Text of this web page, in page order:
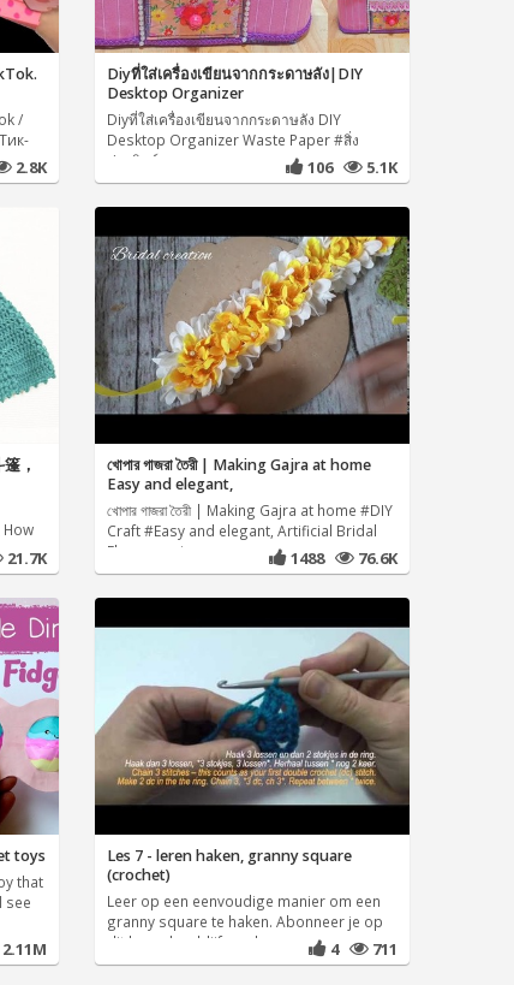
/
2.8K
Diyที่ใส่เครื่องเขียนจากกระดาษลัง|DIY
Desktop Organizer
Diyที่ใส่เครื่องเขียนจากกระดาษลัง DIY
Desktop Organizer Waste Paper #สิ่ง
ประดิษฐ์จากกระดาษ
106 5.1K
，
How
21.7K
খোপার গাজরা তৈরী | Making Gajra at home
Easy and elegant,
খোপার গাজরা তৈরী | Making Gajra at home #DIY
Craft #Easy and elegant, Artificial Bridal
Flower veni
1488 76.6K
toys
that
see
Les 7 - leren haken, granny square
(crochet)
Leer op een eenvoudige manier om een
granny square te haken. Abonneer je op
dit kanaal en blijf op de
4 711